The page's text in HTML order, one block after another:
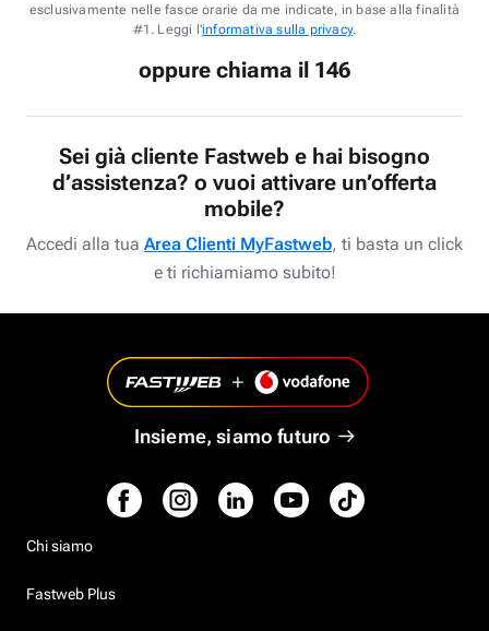
esclusivamente nelle fasce orarie da me indicate, in base alla finalità
#1. Leggi l'informativa sulla privacy.
oppure chiama il 146
Sei già cliente Fastweb e hai bisogno
d’assistenza? o vuoi attivare un’offerta
mobile?
Accedi alla tua Area Clienti MyFastweb, ti basta un click
e ti richiamiamo subito!
Insieme, siamo futuro
Chi siamo
Fastweb Plus